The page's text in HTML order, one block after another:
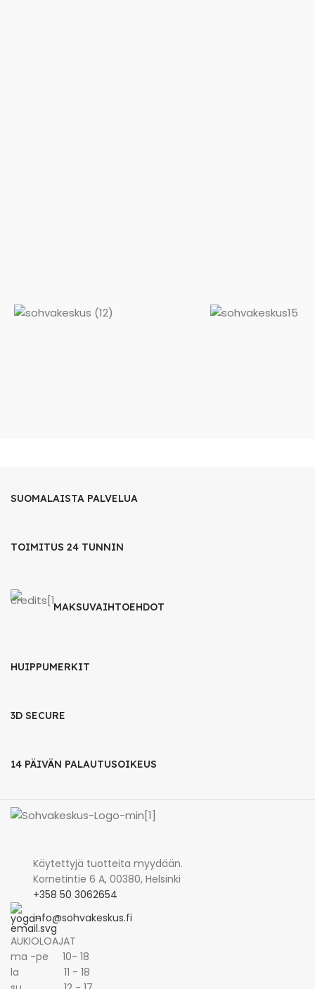
SUOMALAISTA PALVELUA
TOIMITUS 24 TUNNIN
MAKSUVAIHTOEHDOT
HUIPPUMERKIT
3D SECURE
14 PÄIVÄN PALAUTUSOIKEUS
Käytettyjä tuotteita myydään.
Kornetintie 6 A, 00380, Helsinki
+358 50 3062654
info@sohvakeskus.fi
AUKIOLOAJAT
ma -pe 10- 18
la 11 - 18